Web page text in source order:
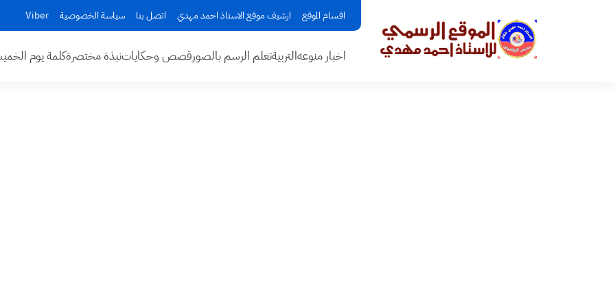
اقسام الموقع ارشيف موقع الاستاذ احمد مهدي اتصل بنا سياسة الخصوصية Viber
اخبار منوعهالتربيةتعلم الرسم بالصورقصص وحكاياتنبذة مختصرةكلمة يوم